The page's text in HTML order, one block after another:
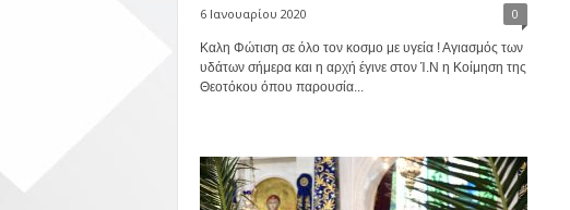
6 Ιανουαρίου 2020 0
Καλη Φώτιση σε όλο τον κοσμο με υγεία ! Αγιασμός των
υδάτων σήμερα και η αρχή έγινε στον Ί.Ν η Κοίμηση της
Θεοτόκου όπου παρουσία...